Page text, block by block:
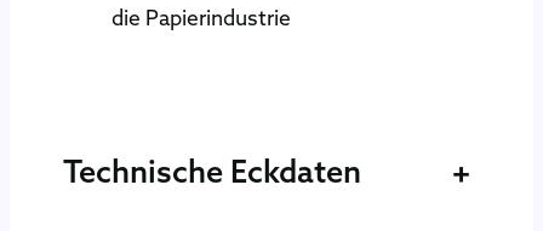
die Papierindustrie
Technische Eckdaten +